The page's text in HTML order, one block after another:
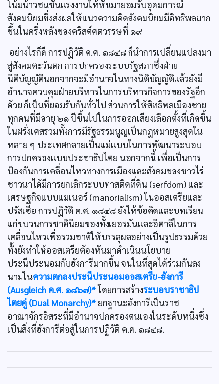
โน้มน้าวชนชั้นแรงงานให้หันมายอมรับอุดมการณ์
สังคมนิยมซึ่งส่งผลให้แนวความคิดสังคมนิยมมีอิทธิพลมาก
ขึ้นในครึ่งหลังของคริสต์ศตวรรษที่ ๑๙
อย่างไรก็ดี การปฏิวัติ ค.ศ. ๑๘๔๘ ก็นำการเปลี่ยนแปลงมา
สู่สังคมตะวันตก การปกครองระบบรัฐสภาซึ่งฝ่าย
นิติบัญญัตินอกจากจะมีอำนาจในทางนิติบัญญัติแล้วยังมี
อำนาจควบคุมฝ่ายบริหารในการบริหารกิจการของรัฐอีก
ด้วย ก็เป็นที่ยอมรับกันทั่วไป ส่วนการให้สิทธิพลเมืองชาย
ทุกคนที่มีอายุ ๒๑ ปีขึ้นไปในการออกเสียงเลือกตั้งที่เกิดขึ้น
ในฝรั่งเศสรวมทั้งการมีรัฐธรรมนูญเป็นกฎหมายสูงสุดใน
หลาย ๆ ประเทศกลายเป็นแม่แบบในการพัฒนาระบอบ
การปกครองแบบประชาธิปไตย นอกจากนี้ เพื่อเป็นการ
ป้องกันการเคลื่อนไหวทางการเมืองและสังคมของชาวไร่
ชาวนาได้มีการยกเลิกระบบทาสติดที่ดิน (serfdom) และ
เศรษฐกิจแบบแมเนอร์ (manorialism) ในออสเตรียและ
ปรัสเซีย การปฏิวัติ ค.ศ. ๑๘๔๘ ยังให้ข้อคิดและบทเรียน
แก่ขบวนการชาตินิยมของทั้งเยอรมันและอิตาลีในการ
เคลื่อนไหวเพื่อรวมชาติให้บรรลุผลอย่างเป็นรูปธรรมด้วย
ทั้งยังทำให้ออสเตรียต้องหันมาดำเนินนโยบาย
ประนีประนอมกับฮังการีมากขึ้น จนในที่สุดได้ร่วมกันลง
นามในความตกลงประนีประนอมออสเตรีย-ฮังการี
(Ausgleich ค.ศ. ๑๘๖๗)*โดยการสร้างระบอบราชาธิป
ไตยคู่ (Dual Monarchy)* ยกฐานะฮังการีเป็นราช
อาณาจักรอิสระที่มีอำนาจปกครองตนเองในระดับหนึ่งซึ่ง
เป็นสิ่งที่ฮังการีต่อสู้ในการปฏิวัติ ค.ศ. ๑๘๔๘.